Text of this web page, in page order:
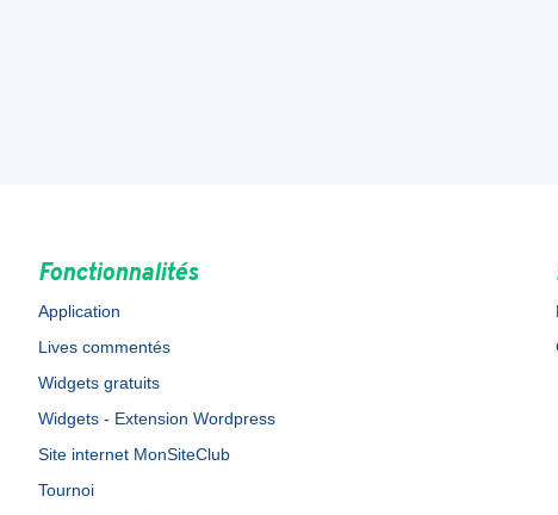
Fonctionnalités
Application
Lives commentés
Widgets gratuits
Widgets - Extension Wordpress
Site internet MonSiteClub
Tournoi